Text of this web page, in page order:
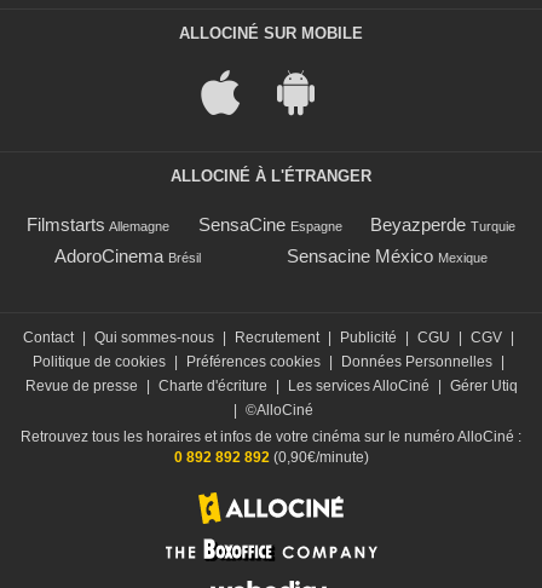
ALLOCINÉ SUR MOBILE
ALLOCINÉ À L'ÉTRANGER
Filmstarts Allemagne SensaCine Espagne Beyazperde Turquie
AdoroCinema Brésil Sensacine México Mexique
Contact Qui sommes-nous Recrutement Publicité CGU CGV
Politique de cookies
Préférences cookies Données Personnelles
Revue de presse
Charte d'écriture Les services AlloCiné
Gérer Utiq
©AlloCiné
Retrouvez tous les horaires et infos de votre cinéma sur le numéro AlloCiné :
0 892 892 892(0,90€/minute)